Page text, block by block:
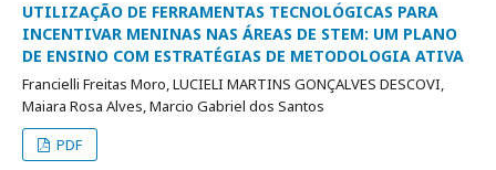
UTILIZAÇÃO DE FERRAMENTAS TECNOLÓGICAS PARA
INCENTIVAR MENINAS NAS ÁREAS DE STEM: UM PLANO
DE ENSINO COM ESTRATÉGIAS DE METODOLOGIA ATIVA
Francielli Freitas Moro, LUCIELI MARTINS GONÇALVES DESCOVI,
Maiara Rosa Alves, Marcio Gabriel dos Santos
PDF